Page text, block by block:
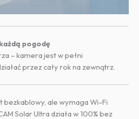
pogodę
– kamera jest w pełni
przez cały rok na zewnątrz.
bezkablowy, ale wymaga Wi-Fi
Solar Ultra działa w 100% bez